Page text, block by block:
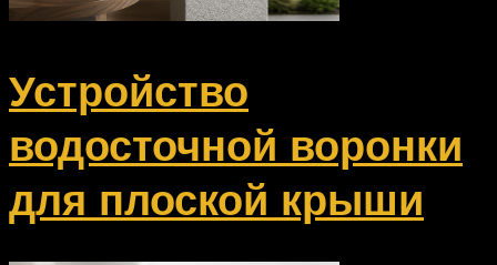
Устройство
водосточной воронки
для плоской крыши